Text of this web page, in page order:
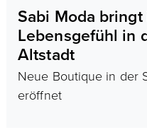
Sabi Moda
Lebensgefühl in
Altstadt
Neue Boutique in der
eröffnet